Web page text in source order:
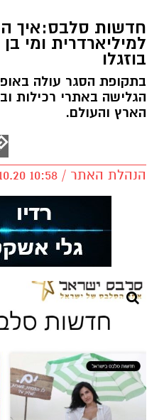
חדשות סלבס:איך
למיליארדרית ומי
בוזגלו
בתקופת הסגר עולה
הגלישה באתרי רכילות
הארץ והעולם.
הנהלת האתר / 10:58 04.10.20